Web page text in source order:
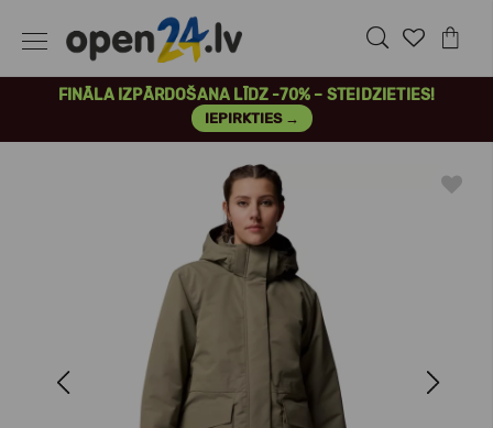
FINĀLA IZPĀRDOŠANA LĪDZ -70% – STEIDZIETIES!
IEPIRKTIES →
Next